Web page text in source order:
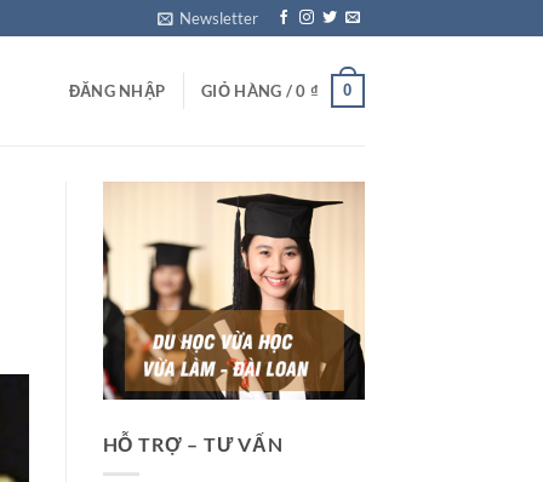
Newsletter
ĐĂNG NHẬP GIỎ HÀNG /0 ₫ 0
HỖ TRỢ – TƯ VẤN